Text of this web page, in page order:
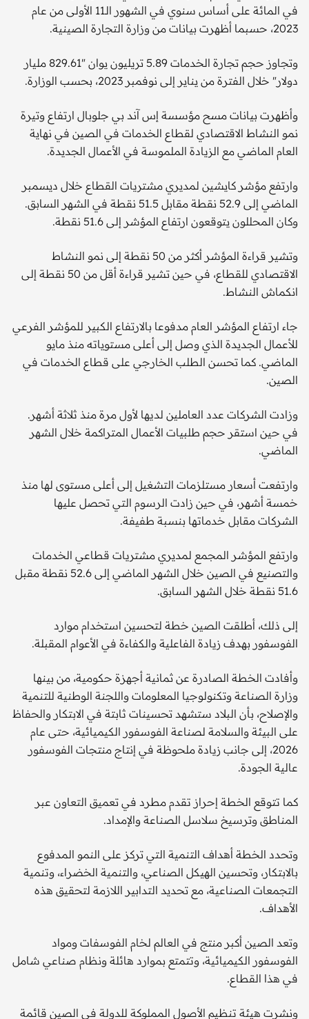
في المائة على أساس سنوي في الشهور الـ11 الأولى من عام
2023، حسبما أظهرت بيانات من وزارة التجارة الصينية.
وتجاوز حجم تجارة الخدمات 5.89 تريليون يوان "829.61 مليار
دولار" خلال الفترة من يناير إلى نوفمبر 2023، بحسب الوزارة.
وأظهرت بيانات مسح مؤسسة إس آند بي جلوبال ارتفاع وتيرة
نمو النشاط الاقتصادي لقطاع الخدمات في الصين في نهاية
العام الماضي مع الزيادة الملموسة في الأعمال الجديدة.
وارتفع مؤشر كايشين لمديري مشتريات القطاع خلال ديسمبر
الماضي إلى 52.9 نقطة مقابل 51.5 نقطة في الشهر السابق.
وكان المحللون يتوقعون ارتفاع المؤشر إلى 51.6 نقطة.
وتشير قراءة المؤشر أكثر من 50 نقطة إلى نمو النشاط
الاقتصادي للقطاع، في حين تشير قراءة أقل من 50 نقطة إلى
انكماش النشاط.
جاء ارتفاع المؤشر العام مدفوعا بالارتفاع الكبير للمؤشر الفرعي
للأعمال الجديدة الذي وصل إلى أعلى مستوياته منذ مايو
الماضي. كما تحسن الطلب الخارجي على قطاع الخدمات في
الصين.
وزادت الشركات عدد العاملين لديها لأول مرة منذ ثلاثة أشهر.
في حين استقر حجم طلبيات الأعمال المتراكمة خلال الشهر
الماضي.
وارتفعت أسعار مستلزمات التشغيل إلى أعلى مستوى لها منذ
خمسة أشهر، في حين زادت الرسوم التي تحصل عليها
الشركات مقابل خدماتها بنسبة طفيفة.
وارتفع المؤشر المجمع لمديري مشتريات قطاعي الخدمات
والتصنيع في الصين خلال الشهر الماضي إلى 52.6 نقطة مقبل
51.6 نقطة خلال الشهر السابق.
إلى ذلك، أطلقت الصين خطة لتحسين استخدام موارد
الفوسفور بهدف زيادة الفاعلية والكفاءة في الأعوام المقبلة.
وأفادت الخطة الصادرة عن ثمانية أجهزة حكومية، من بينها
وزارة الصناعة وتكنولوجيا المعلومات واللجنة الوطنية للتنمية
والإصلاح، بأن البلاد ستشهد تحسينات ثابتة في الابتكار والحفاظ
على البيئة والسلامة لصناعة الفوسفور الكيميائية، حتى عام
2026، إلى جانب زيادة ملحوظة في إنتاج منتجات الفوسفور
عالية الجودة.
كما تتوقع الخطة إحراز تقدم مطرد في تعميق التعاون عبر
المناطق وترسيخ سلاسل الصناعة والإمداد.
وتحدد الخطة أهداف التنمية التي تركز على النمو المدفوع
بالابتكار، وتحسين الهيكل الصناعي، والتنمية الخضراء، وتنمية
التجمعات الصناعية، مع تحديد التدابير اللازمة لتحقيق هذه
الأهداف.
وتعد الصين أكبر منتج في العالم لخام الفوسفات ومواد
الفوسفور الكيميائية، وتتمتع بموارد هائلة ونظام صناعي شامل
في هذا القطاع.
ونشرت هيئة تنظيم الأصول المملوكة للدولة في الصين قائمة